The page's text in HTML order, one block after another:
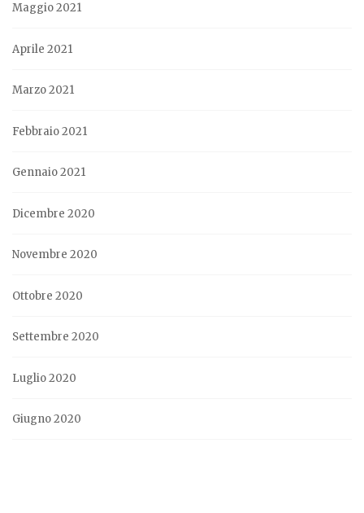
Maggio 2021
Aprile 2021
Marzo 2021
Febbraio 2021
Gennaio 2021
Dicembre 2020
Novembre 2020
Ottobre 2020
Settembre 2020
Luglio 2020
Giugno 2020